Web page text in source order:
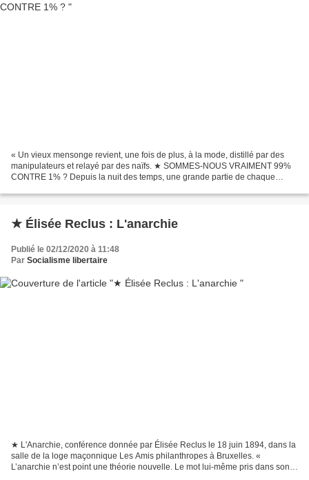
« Un vieux mensonge revient, une fois de plus, à la mode, distillé par des
manipulateurs et relayé par des naïfs. ★ SOMMES-NOUS VRAIMENT 99%
CONTRE 1% ? Depuis la nuit des temps, une grande partie de chaque
★ Élisée Reclus : L'anarchie
Publié le 02/12/2020 à 11:48
Par Socialisme libertaire
★ L'Anarchie, conférence donnée par Élisée Reclus le 18 juin 1894, dans la
salle de la loge maçonnique Les Amis philanthropes à Bruxelles. «
L’anarchie n’est point une théorie nouvelle. Le mot lui-même pris dans son